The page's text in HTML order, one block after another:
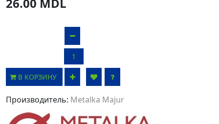
В КОРЗИНУ
Производитель: Metalka Majur